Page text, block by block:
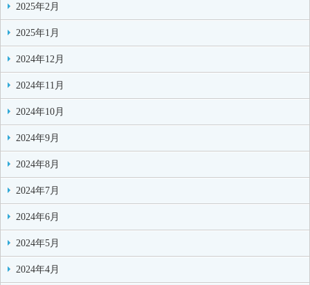
2025年2月
2025年1月
2024年12月
2024年11月
2024年10月
2024年9月
2024年8月
2024年7月
2024年6月
2024年5月
2024年4月